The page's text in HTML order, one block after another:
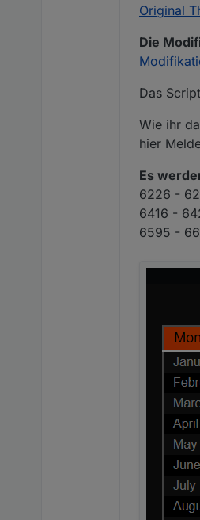
Original
Die
Das
Wie ihr
hier
Es
6226 -
6416 -
6595 -